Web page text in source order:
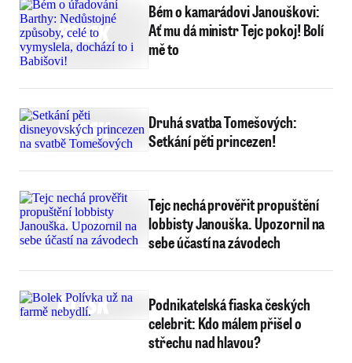
Bém o kamarádovi Janouškovi:
Ať mu dá ministr Tejc pokoj! Bolí
mě to
Druhá svatba Tomešových:
Setkání pěti princezen!
Tejc nechá prověřit propuštění
lobbisty Janouška. Upozornil na
sebe účastí na závodech
Podnikatelská fiaska českých
celebrit: Kdo málem přišel o
střechu nad hlavou?